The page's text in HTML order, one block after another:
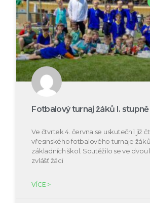
Fotbalový turnaj žáků I. stupně
Ve čtvrtek 4. června se uskutečnil již
vřesinského fotbalového turnaje
základních škol. Soutěžilo se ve
zvlášť žáci
VÍCE >